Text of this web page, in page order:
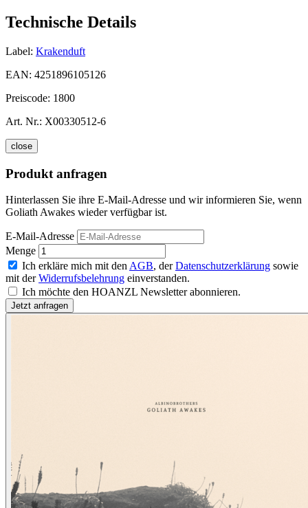
Technische Details
Label: Krakenduft
EAN: 4251896105126
Preiscode: 1800
Art. Nr.: X00330512-6
close
Produkt anfragen
Hinterlassen Sie ihre E-Mail-Adresse und wir informieren Sie, wenn
Goliath Awakes wieder verfügbar ist.
E-Mail-Adresse
Menge
Ich erkläre mich mit den AGB, derDatenschutzerklärung sowie
mit derWiderrufsbelehrung einverstanden.
Ich möchte den HOANZL Newsletter abonnieren.